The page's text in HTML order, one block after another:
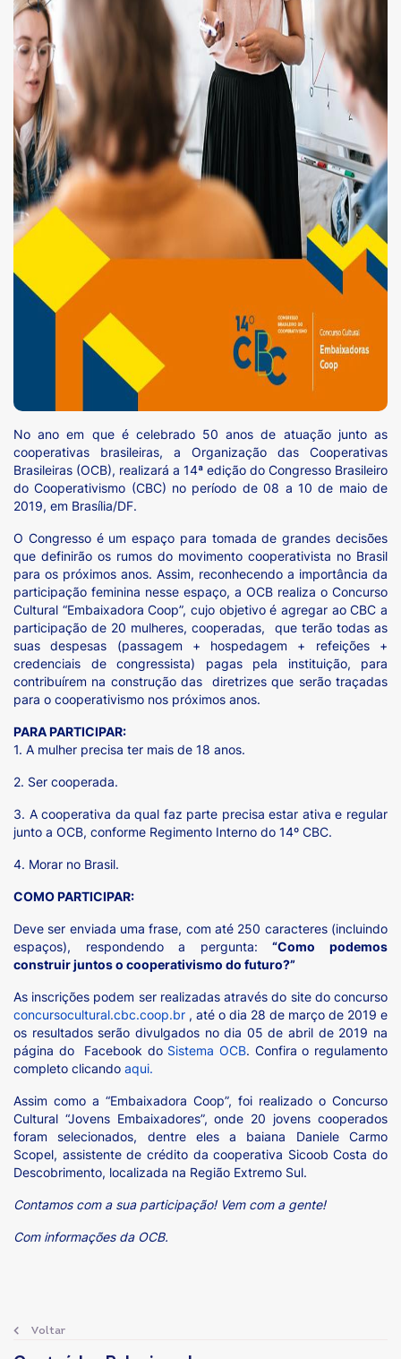
No ano em que é celebrado 50 anos de atuação junto as
cooperativas brasileiras, a Organização das Cooperativas
Brasileiras (OCB), realizará a 14ª edição do Congresso Brasileiro
do Cooperativismo (CBC) no período de 08 a 10 de maio de
2019, em Brasília/DF.
O Congresso é um espaço para tomada de grandes decisões
que definirão os rumos do movimento cooperativista no Brasil
para os próximos anos. Assim, reconhecendo a importância da
participação feminina nesse espaço, a OCB realiza o Concurso
Cultural “Embaixadora Coop”, cujo objetivo é agregar ao CBC a
participação de 20 mulheres, cooperadas, que terão todas as
suas despesas (passagem + hospedagem + refeições +
credenciais de congressista) pagas pela instituição, para
contribuírem na construção das diretrizes que serão traçadas
para o cooperativismo nos próximos anos.
PARA PARTICIPAR:
1. A mulher precisa ter mais de 18 anos.
2. Ser cooperada.
3. A cooperativa da qual faz parte precisa estar ativa e regular
junto a OCB, conforme Regimento Interno do 14º CBC.
4. Morar no Brasil.
COMO PARTICIPAR:
Deve ser enviada uma frase, com até 250 caracteres (incluindo
espaços), respondendo a pergunta:“Como podemos
construir juntos o cooperativismo do futuro?”
As inscrições podem ser realizadas através do site do concurso
concursocultural.cbc.coop.br , até o dia 28 de março de 2019 e
os resultados serão divulgados no dia 05 de abril de 2019 na
página do Facebook do Sistema OCB. Confira o regulamento
completo clicando aqui.
Assim como a “Embaixadora Coop”, foi realizado o Concurso
Cultural “Jovens Embaixadores”, onde 20 jovens cooperados
foram selecionados, dentre eles a baiana Daniele Carmo
Scopel, assistente de crédito da cooperativa Sicoob Costa do
Descobrimento, localizada na Região Extremo Sul.
Contamos com a sua participação! Vem com a gente!
Com informações da OCB.
Voltar